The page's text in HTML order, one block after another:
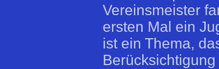
Vereinsmeister
ersten Mal ein
ist ein Thema,